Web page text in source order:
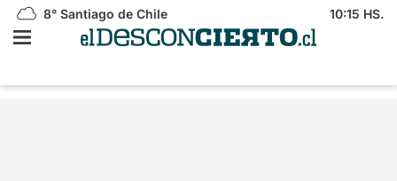
8° Santiago de Chile 10:15 HS.